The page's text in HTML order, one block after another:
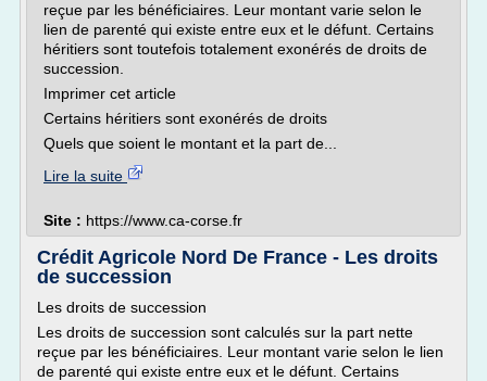
reçue par les bénéficiaires. Leur montant varie selon le
lien de parenté qui existe entre eux et le défunt. Certains
héritiers sont toutefois totalement exonérés de droits de
succession.
Imprimer cet article
Certains héritiers sont exonérés de droits
Quels que soient le montant et la part de...
Lire la suite
Site : https://www.ca-corse.fr
Crédit Agricole Nord De France - Les droits
de succession
Les droits de succession
Les droits de succession sont calculés sur la part nette
reçue par les bénéficiaires. Leur montant varie selon le lien
de parenté qui existe entre eux et le défunt. Certains